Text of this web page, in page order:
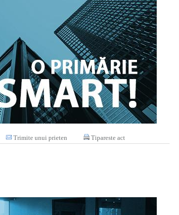
Trimite unui prieten Tipareste act